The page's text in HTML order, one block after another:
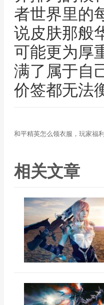
者世界里的
说皮肤那般
可能更为厚
满了属于自
价签都无法
和平精英怎么领衣服，玩家福
相关文章